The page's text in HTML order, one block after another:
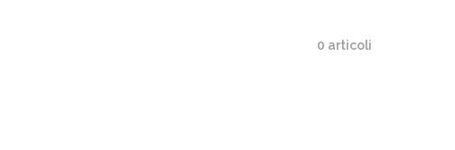
0 articoli